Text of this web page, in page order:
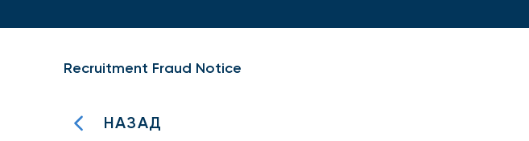
Recruitment Fraud Notice
НАЗАД